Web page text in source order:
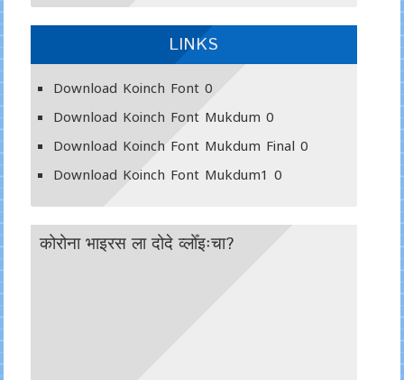
LINKS
Download Koinch Font0
Download Koinch Font Mukdum 0
Download Koinch Font Mukdum Final 0
Download Koinch Font Mukdum1 0
कोरोना भाइरस ला दोदे व्लोँइःचा?